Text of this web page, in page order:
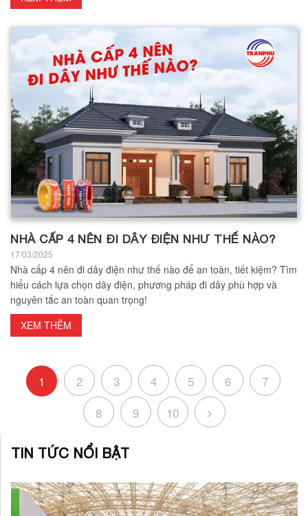
NHÀ CẤP 4 NÊN ĐI DÂY ĐIỆN NHƯ THẾ NÀO?
17/03/2025
Nhà cấp 4 nên đi dây điện như thế nào để an toàn, tiết kiệm? Tìm
hiểu cách lựa chọn dây điện, phương pháp đi dây phù hợp và
nguyên tắc an toàn quan trọng!
XEM THÊM
1 2 3 4 5 6
7
8
9 10
TIN TỨC NỔI BẬT